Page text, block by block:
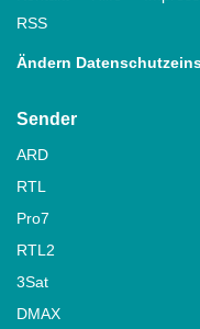
RSS
Ändern
Sender
ARD
RTL
Pro7
RTL2
3Sat
DMAX